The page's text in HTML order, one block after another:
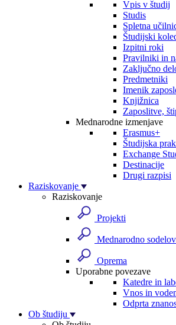
Vpis v študij
Studis
Spletna
Študijski
Izpitni roki
Pravilniki in
Zaključno
Predmetniki
Imenik
Knjižnica
Zaposlitve,
Mednarodne izmenjave
Erasmus+
Študijska
Exchange
Destinacije
Drugi razpisi
Raziskovanje
Raziskovanje
Projekti
Mednarodno
Oprema
Uporabne povezave
Katedre in
Vnos in
Odprta
Ob študiju